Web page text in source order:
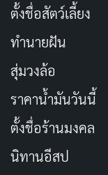
ตั้งชื่อสัตว์เลี้ยง
ทำนายฝัน
สุ่มวงล้อ
ราคาน้ำมันวันนี้
ตั้งชื่อร้านมงคล
นิทานอีสป